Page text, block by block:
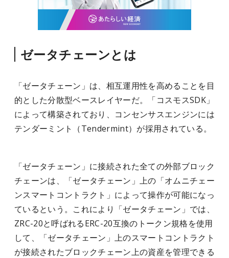
ゼータチェーンとは
「ゼータチェーン」は、相互運用性を高めることを目
的とした分散型ベースレイヤーだ。「コスモスSDK」
によって構築されており、コンセンサスエンジンには
テンダーミント（Tendermint）が採用されている。
「ゼータチェーン」に接続された全ての外部ブロック
チェーンは、「ゼータチェーン」上の「オムニチェー
ンスマートコントラクト」によって操作が可能になっ
ているという。これにより「ゼータチェーン」では、
ZRC-20と呼ばれるERC-20互換のトークン規格を使用
して、「ゼータチェーン」上のスマートコントラクト
が接続されたブロックチェーン上の資産を管理できる